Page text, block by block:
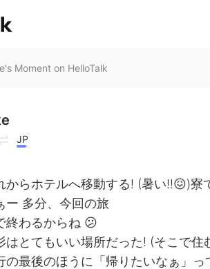
Moment on HelloTalk
JP
からホテルへ移動する! (暑い!!😖)
ー 多分、今回の旅
終わるからね 😕
はとてもいい場所だった! (そこで
の最後のほうに「帰りたいなぁ」